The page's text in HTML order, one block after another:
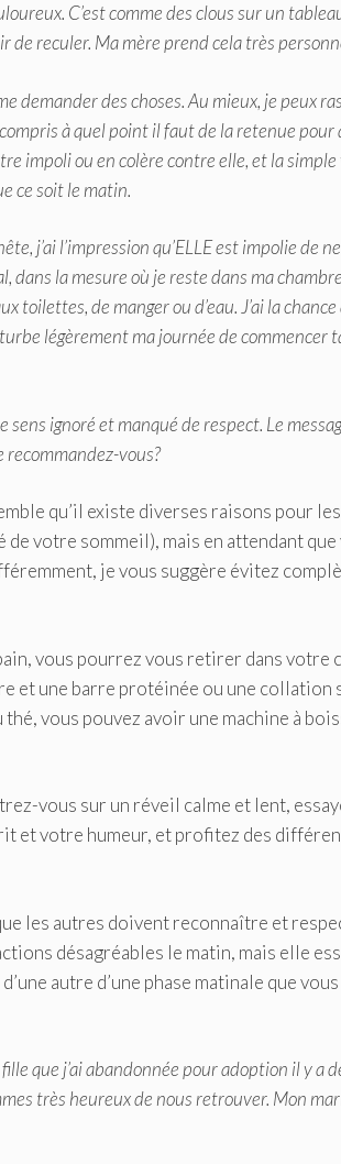
C’est comme des clous sur un
reculer. Ma mère prend cela très
demander des choses. Au mieux, je peux
à quel point il faut de la retenue pour
impoli ou en colère contre elle, et la simple
ce soit le matin.
j’ai l’impression qu’ELLE est impolie de
la mesure où je reste dans ma chambre
toilettes, de manger ou d’eau. J’ai la
légèrement ma journée de commencer
ignoré et manqué de respect. Le
recommandez-vous?
qu’il existe diverses raisons pour
votre sommeil), mais en attendant que
je vous suggère évitez
vous pourrez vous retirer dans votre
et une barre protéinée ou une
vous pouvez avoir une machine à
vous sur un réveil calme et lent,
et votre humeur, et profitez des
les autres doivent reconnaître et
désagréables le matin, mais elle
autre d’une phase matinale que
que j’ai abandonnée pour adoption il y a
très heureux de nous retrouver. Mon